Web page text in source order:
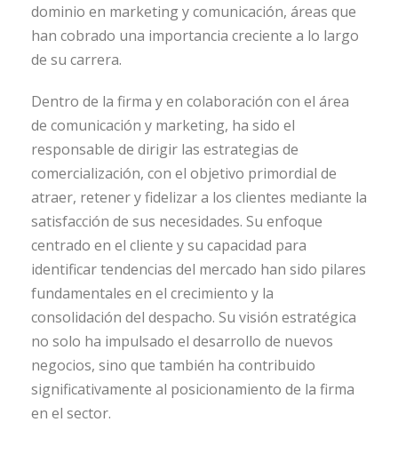
dominio en marketing y comunicación, áreas que
han cobrado una importancia creciente a lo largo
de su carrera.
Dentro de la firma y en colaboración con el área
de comunicación y marketing, ha sido el
responsable de dirigir las estrategias de
comercialización, con el objetivo primordial de
atraer, retener y fidelizar a los clientes mediante la
satisfacción de sus necesidades. Su enfoque
centrado en el cliente y su capacidad para
identificar tendencias del mercado han sido pilares
fundamentales en el crecimiento y la
consolidación del despacho. Su visión estratégica
no solo ha impulsado el desarrollo de nuevos
negocios, sino que también ha contribuido
significativamente al posicionamiento de la firma
en el sector.